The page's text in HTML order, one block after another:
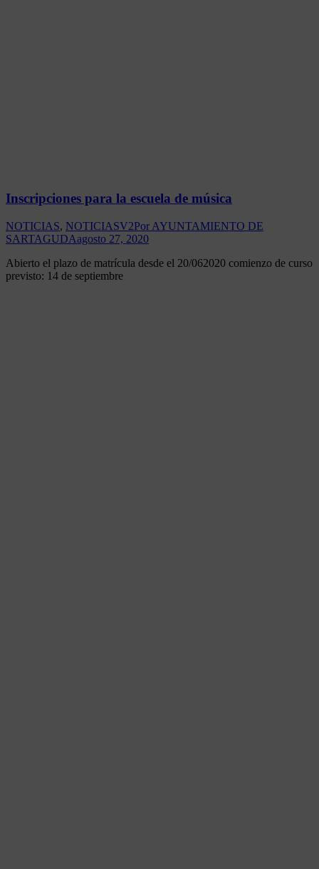
Inscripciones para la escuela de música
NOTICIAS, NOTICIASV2Por AYUNTAMIENTO DE
SARTAGUDAagosto 27, 2020
Abierto el plazo de matrícula desde el 20/062020 comienzo de curso
previsto: 14 de septiembre